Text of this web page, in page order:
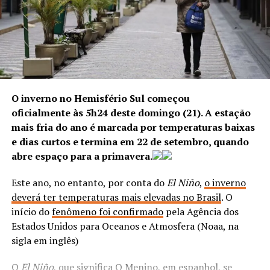
Anthony Garotinho, em novembro de 2017 por crimes
eleitorais. Eles negam a prática do crime.
A ex-governadora ficou presa por uma semana na
Cadeia Pública de Benfica e está solta desde então. A
ação que prendeu Rosinha e o marido apurava os crimes
criminosa e falsidade na prestação das contas eleitorais.
Garotinho foi preso três vezes no período de um ano. A
primeira, em 16 de novembro de 2016, na Operação
Chequinho, que investiga um esquema de compra de
eleição municipal daquele ano.
ANÚNCIO
Barra da Tijuca.
Segundo a Polícia Civil, a ação resulta de um trabalho de
organização criminosa e sua influência sobre diversos
crimes patrimoniais, como roubos e receptação de
veículos. Esses automóveis eram usados em outras ações
criminosas ou incorporados à logística da organização,
fortalecendo financeiramente o grupo e ampliando sua
O inverno no Hemisfério Sul começou
oficialmente às 5h24 deste domingo (21). A estação
mais fria do ano é marcada por temperaturas baixas
e dias curtos e termina em 22 de setembro, quando
abre espaço para a primavera.
Este ano, no entanto, por conta doEl Niño, o inverno
deverá ter temperaturas mais elevadas no Brasil. O
início dofenômeno foi confirmadopela Agência dos
Estados Unidos para Oceanos e Atmosfera (Noaa, na
sigla em inglês)
O El Niño, que significa O Menino, em espanhol, se